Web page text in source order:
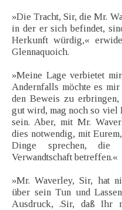
»Die Tracht, Sir, die Mr.
in der er sich befindet,
Herkunft würdig,«
Glennaquoich.
»Meine Lage verbietet
Andernfalls möchte es
den Beweis zu
gut wird, mag noch so viel
sein. Aber, mit Mr.
dies notwendig, mit
Dinge sprechen, die
Verwandtschaft betreffen.«
»Mr. Waverley, Sir, hat
über sein Tun und
Ausdruck, .Sir, daß Ihr